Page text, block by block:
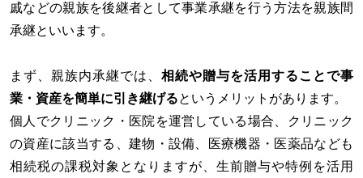
戚などの親族を後継者として事業承継を行う方法を親族間
承継といいます。
まず、親族内承継では、 相続や贈与を活用することで事
業・資産を簡単に引き継げるというメリットがあります。
個人でクリニック・医院を運営している場合、クリニック
の資産に該当する、建物・設備、医療機器・医薬品なども
相続税の課税対象となりますが、生前贈与や特例を活用